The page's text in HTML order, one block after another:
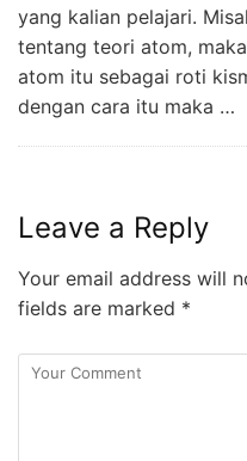
yang kalian pelajari.
tentang teori atom,
atom itu sebagai roti
dengan cara itu maka …
Leave a Reply
Your email address will
fields are marked *